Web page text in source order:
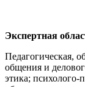
Экспертная
Педагогическая,
общения и
этика; психолого-